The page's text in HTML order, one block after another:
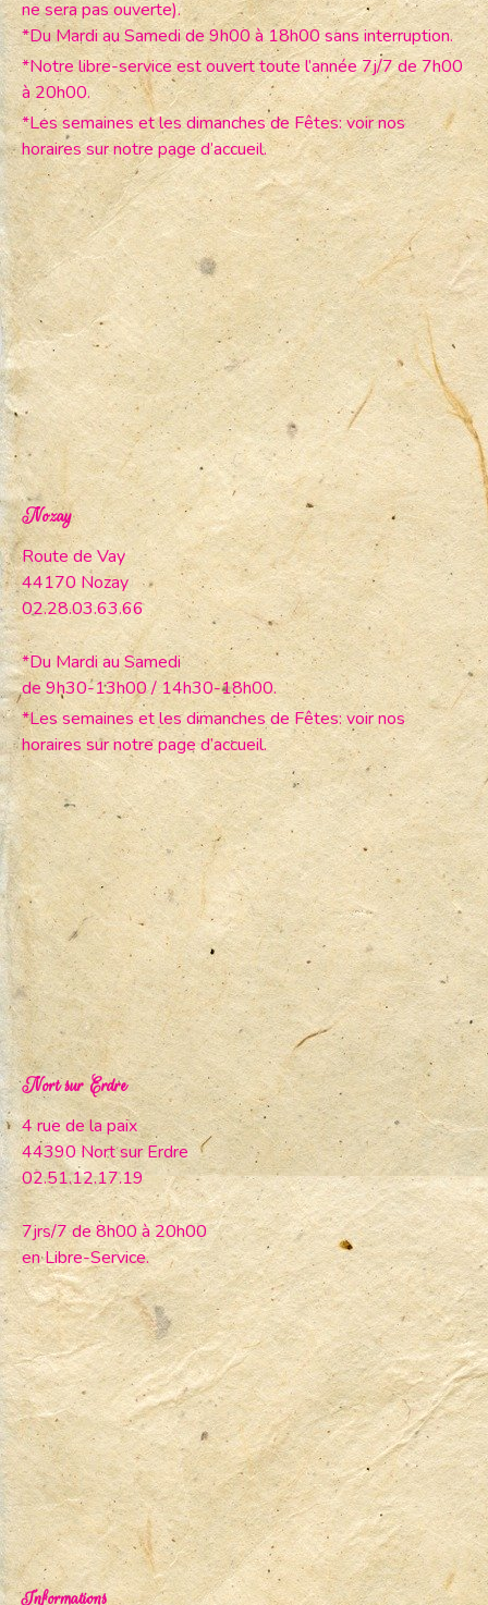
ne sera pas ouverte).
*Du Mardi au Samedi de 9h00 à 18h00 sans interruption.
*Notre libre-service est ouvert toute l’année 7j/7 de 7h00
à 20h00.
*Les semaines et les dimanches de Fêtes: voir nos
horaires sur notre page d’accueil.
Nozay
Route de Vay
44170 Nozay
02.28.03.63.66
*Du Mardi au Samedi
de 9h30-13h00 / 14h30-18h00.
*Les semaines et les dimanches de Fêtes: voir nos
horaires sur notre page d’accueil.
Nort sur Erdre
4 rue de la paix
44390 Nort sur Erdre
02.51.12.17.19
7jrs/7 de 8h00 à 20h00
en Libre-Service.
Informations